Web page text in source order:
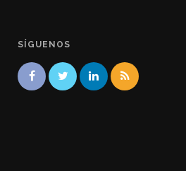
SÍGUENOS